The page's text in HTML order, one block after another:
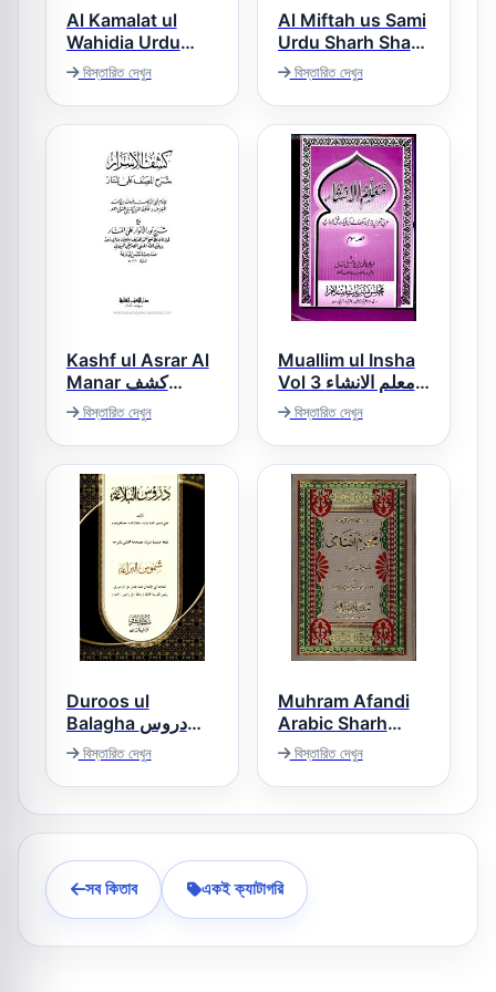
Al Kamalat ul
Wahidia Urdu
Sharh Maqamat
الکمالات الوحیدیہ
اردو شرح مقامات
বিস্তারিত দেখুন
Al Miftah us Sami
Urdu Sharh Sharh
Ul Jami المفتاح
السامی اردو شرح
شرح جامی
বিস্তারিত দেখুন
Kashf ul Asrar Al
Manar كشف
الاسرار شرح
المصنف على المنار
বিস্তারিত দেখুন
Muallim ul Insha
Vol 3 معلم الانشاء
حصہ سوم
বিস্তারিত দেখুন
Duroos ul
Balagha دروس
البلاغۃ
বিস্তারিত দেখুন
Muhram Afandi
Arabic Sharh
Sharh ul Jami
محرم آفندى عربى
شرح شرح ملا جامى
বিস্তারিত দেখুন
সব কিতাব একই ক্যাটাগরি